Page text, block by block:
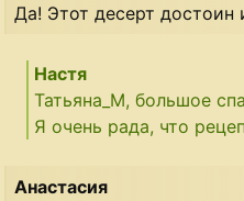
Да! Этот десерт достоин
Настя
Татьяна_М, большое
Я очень рада, что
Анастасия